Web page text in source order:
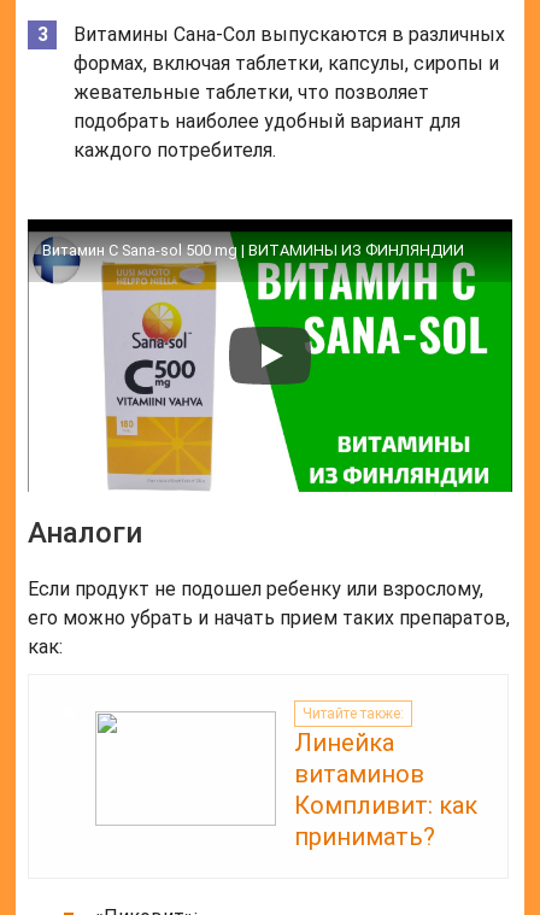
Витамины Сана-Сол выпускаются в различных
формах, включая таблетки, капсулы, сиропы и
жевательные таблетки, что позволяет
подобрать наиболее удобный вариант для
каждого потребителя.
Витамин С Sana-sol 500 mg | ВИТАМИНЫ ИЗ ФИНЛЯНДИИ
Аналоги
Если продукт не подошел ребенку или взрослому,
его можно убрать и начать прием таких препаратов,
как:
Читайте также:
Линейка
витаминов
Компливит: как
принимать?